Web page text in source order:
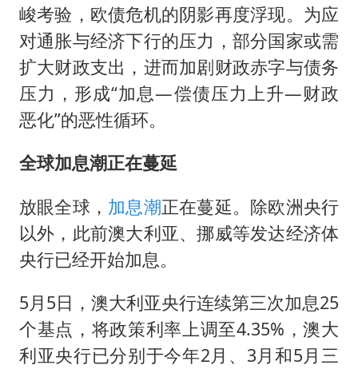
峻考验，欧债危机的阴影再度浮现。为应
对通胀与经济下行的压力，部分国家或需
扩大财政支出，进而加剧财政赤字与债务
压力，形成“加息—偿债压力上升—财政
恶化”的恶性循环。
全球加息潮正在蔓延
放眼全球， 加息潮正在蔓延。除欧洲央行
以外，此前澳大利亚、挪威等发达经济体
央行已经开始加息。
5月5日，澳大利亚央行连续第三次加息25
个基点，将政策利率上调至4.35%，澳大
利亚央行已分别于今年2月、3月和5月三